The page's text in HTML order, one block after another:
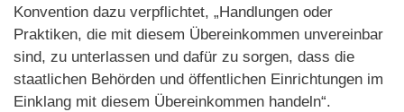
Konvention dazu verpflichtet, „Handlungen oder
Praktiken, die mit diesem Übereinkommen unvereinbar
sind, zu unterlassen und dafür zu sorgen, dass die
staatlichen Behörden und öffentlichen Einrichtungen im
Einklang mit diesem Übereinkommen handeln“.